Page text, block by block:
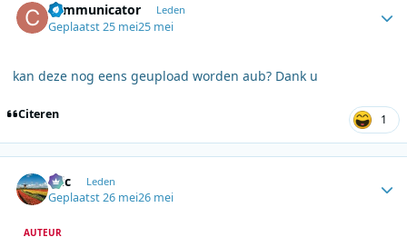
communicator Leden
Geplaatst25 mei25 mei
kan deze nog eens geupload worden aub? Dank u
Citeren 1
Eric Leden
Geplaatst26 mei26 mei
AUTEUR